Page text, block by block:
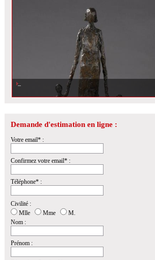
Estimation d\'une sculpture en bronze signée Hélène Guastalla,
prochaine vente à Rouen
Demande d'estimation en ligne :
Votre email* :
Confirmez votre email* :
Téléphone* :
Civilité :
Mlle
Mme
M.
Nom :
Prénom :